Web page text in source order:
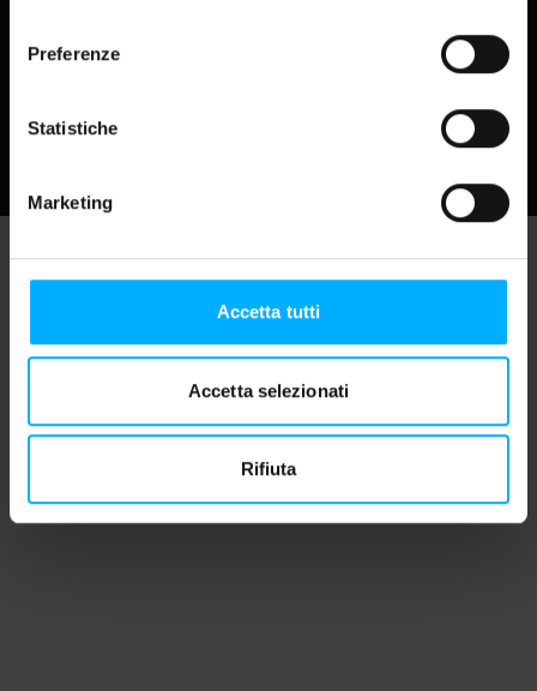
Preferenze
Statistiche
Marketing
Accetta tutti
Accetta selezionati
Rifiuta
YouTube